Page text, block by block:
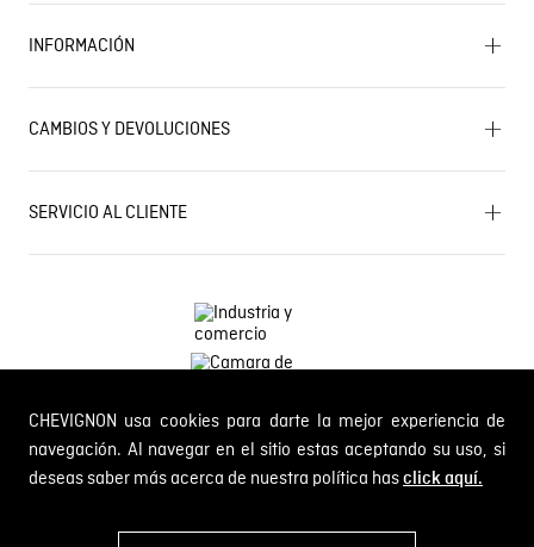
CHEVIGNON usa cookies para darte la mejor experiencia de
navegación. Al navegar en el sitio estas aceptando su uso, si
deseas saber más acerca de nuestra política hasclick aquí.
Encuentra tu tienda
Historia de la marca
Mapa del sitio
Próximos eventos
INFORMACIÓN
Términos y condiciones
Términos y condiciones de promociones
Política de Cookies
Política de Cambios y Devoluciones
CAMBIOS Y DEVOLUCIONES
Gestiona tu cambio o devolución
PQR y Otras solicitudes
Estado de mi PQR
SERVICIO AL CLIENTE
Comodin S.A.S. NIT: 800.069.933-6